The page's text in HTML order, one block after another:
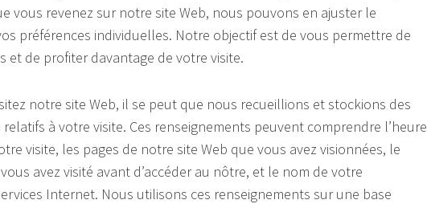
vous revenez sur notre site Web, nous pouvons en ajuster le
préférences individuelles. Notre objectif est de vous permettre de
et de profiter davantage de votre visite.
notre site Web, il se peut que nous recueillions et stockions des
à votre visite. Ces renseignements peuvent comprendre l’heure
visite, les pages de notre site Web que vous avez visionnées, le
avez visité avant d’accéder au nôtre, et le nom de votre
Internet. Nous utilisons ces renseignements sur une base